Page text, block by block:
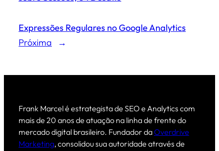
Expressões Regulares no Google Analytics
Próxima
→
Frank Marcel é estrategista de SEO e Analytics com
mais de 20 anos de atuação na linha de frente do
mercado digital brasileiro. Fundador daOverdrive
Marketing, consolidou sua autoridade através de